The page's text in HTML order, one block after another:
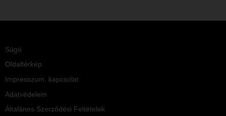
Súgó
Oldaltérkép
Impresszum, kapcsolat
Adatvédelem
Általános Szerződési Feltételek